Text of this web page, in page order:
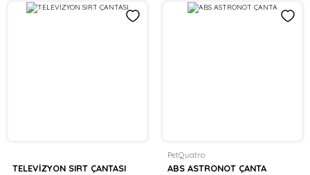
TELEVİZYON SIRT ÇANTASI
PetQuatro
ABS ASTRONOT ÇANTA